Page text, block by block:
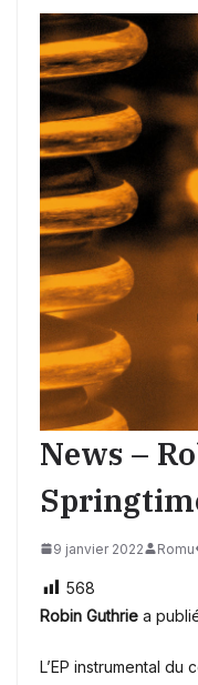
News –
9 janvier 2022 Romu
568
Robin Guthrie a
L’EP instrumental du